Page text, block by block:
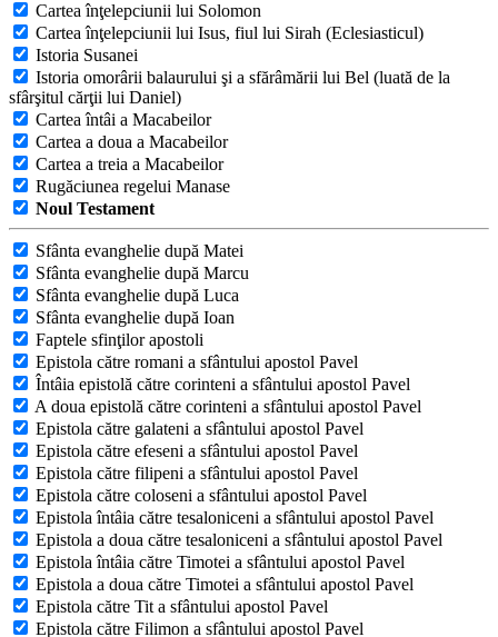
Cartea înţelepciunii lui Solomon
Cartea înţelepciunii lui Isus, fiul lui Sirah (Eclesiasticul)
Istoria Susanei
Istoria omorârii balaurului şi a sfărâmării lui Bel (luată de la
sfârşitul cărţii lui Daniel)
Cartea întâi a Macabeilor
Cartea a doua a Macabeilor
Cartea a treia a Macabeilor
Rugăciunea regelui Manase
Noul Testament
Sfânta evanghelie după Matei
Sfânta evanghelie după Marcu
Sfânta evanghelie după Luca
Sfânta evanghelie după Ioan
Faptele sfinţilor apostoli
Epistola către romani a sfântului apostol Pavel
Întâia epistolă către corinteni a sfântului apostol Pavel
A doua epistolă către corinteni a sfântului apostol Pavel
Epistola către galateni a sfântului apostol Pavel
Epistola către efeseni a sfântului apostol Pavel
Epistola către filipeni a sfântului apostol Pavel
Epistola către coloseni a sfântului apostol Pavel
Epistola întâia către tesaloniceni a sfântului apostol Pavel
Epistola a doua către tesaloniceni a sfântului apostol Pavel
Epistola întâia către Timotei a sfântului apostol Pavel
Epistola a doua către Timotei a sfântului apostol Pavel
Epistola către Tit a sfântului apostol Pavel
Epistola către Filimon a sfântului apostol Pavel